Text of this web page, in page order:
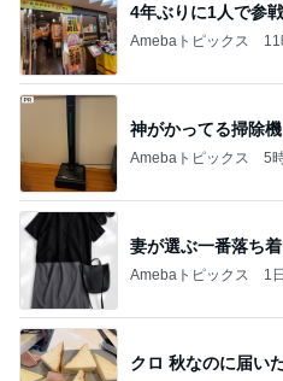
4年ぶりに1人で参
Amebaトピックス
神がかってる掃除機
Amebaトピックス 5
妻が選ぶ一番落ち
Amebaトピックス 1
クロ 秋なのに届い